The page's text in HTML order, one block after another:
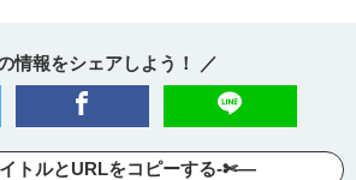
情報をシェアしよう！ ／
トルとURLをコピーする-✄—